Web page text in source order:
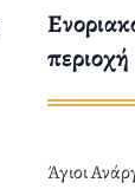
περιοχή
Άγιοι